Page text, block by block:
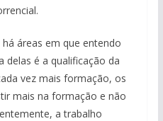
áreas em que entendo
delas é a qualificação da
vez mais formação, os
mais na formação e não
a trabalho